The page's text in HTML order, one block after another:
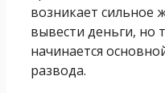
возникает сильное
вывести деньги, но
начинается
развода.